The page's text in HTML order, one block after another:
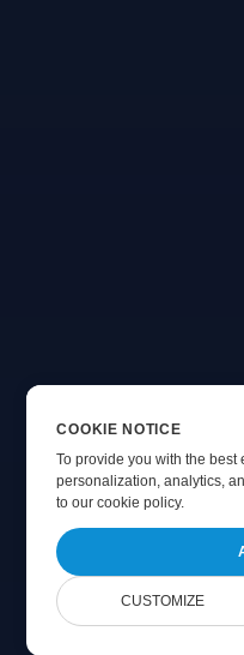
COOKIE NOTICE
To provide you with the
personalization, analytics,
toour cookie policy.
CUSTOMIZE